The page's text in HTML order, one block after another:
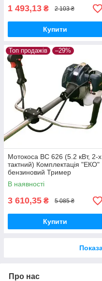
1 493,13 ₴ 2 103 ₴
Купити
Топ продажів –29%
Мотокоса BC 626 (5.2 кВт, 2-х
тактний) Комплектація "ЕКО"
бензиновий Тример
Бензокоса Макіта
В наявності
3 610,35 ₴ 5 085 ₴
Купити
Про нас